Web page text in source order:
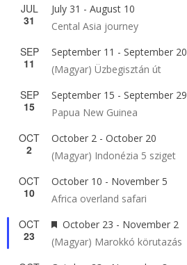
JUL
31
July 31 - August 10
Cental Asia journey
SEP
11
September 11 - September 20
(Magyar) Üzbegisztán út
SEP
15
September 15 - September 29
Papua New Guinea
OCT
2
October 2 - October 20
(Magyar) Indonézia 5 sziget
OCT
10
October 10 - November 5
Africa overland safari
OCT
23
Featured
October 23 - November 2
(Magyar) Marokkó körutazás